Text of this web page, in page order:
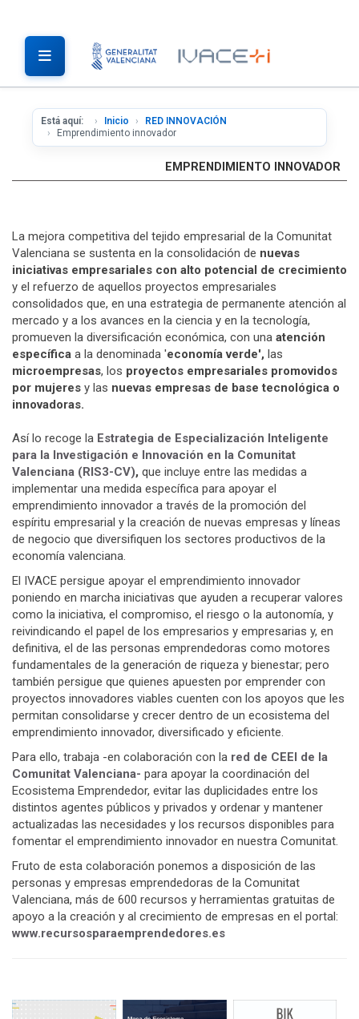
Está aquí: Inicio
RED INNOVACIÓN
Emprendimiento innovador
EMPRENDIMIENTO INNOVADOR
La mejora competitiva del tejido empresarial de la Comunitat
Valenciana se sustenta en la consolidación de nuevas
iniciativas empresariales con alto potencial de crecimiento
y el refuerzo de aquellos proyectos empresariales
consolidados que, en una estrategia de permanente atención al
mercado y a los avances en la ciencia y en la tecnología,
promueven la diversificación económica, con una atención
específica a la denominada 'economía verde', las
microempresas, los proyectos empresariales promovidos
por mujeres y las nuevas empresas de base tecnológica o
innovadoras.
Así lo recoge la Estrategia de Especialización Inteligente
para la Investigación e Innovación en la Comunitat
Valenciana (RIS3-CV), que incluye entre las medidas a
implementar una medida específica para apoyar el
emprendimiento innovador a través de la promoción del
espíritu empresarial y la creación de nuevas empresas y líneas
de negocio que diversifiquen los sectores productivos de la
economía valenciana.
El IVACE persigue apoyar el emprendimiento innovador
poniendo en marcha iniciativas que ayuden a recuperar valores
como la iniciativa, el compromiso, el riesgo o la autonomía, y
reivindicando el papel de los empresarios y empresarias y, en
definitiva, el de las personas emprendedoras como motores
fundamentales de la generación de riqueza y bienestar; pero
también persigue que quienes apuesten por emprender con
proyectos innovadores viables cuenten con los apoyos que les
permitan consolidarse y crecer dentro de un ecosistema del
emprendimiento innovador, diversificado y eficiente.
Para ello, trabaja -en colaboración con la red de CEEI de la
Comunitat Valenciana- para apoyar la coordinación del
Ecosistema Emprendedor, evitar las duplicidades entre los
distintos agentes públicos y privados y ordenar y mantener
actualizadas las necesidades y los recursos disponibles para
fomentar el emprendimiento innovador en nuestra Comunitat.
Fruto de esta colaboración ponemos a disposición de las
personas y empresas emprendedoras de la Comunitat
Valenciana, más de 600 recursos y herramientas gratuitas de
apoyo a la creación y al crecimiento de empresas en el portal:
www.recursosparaemprendedores.es